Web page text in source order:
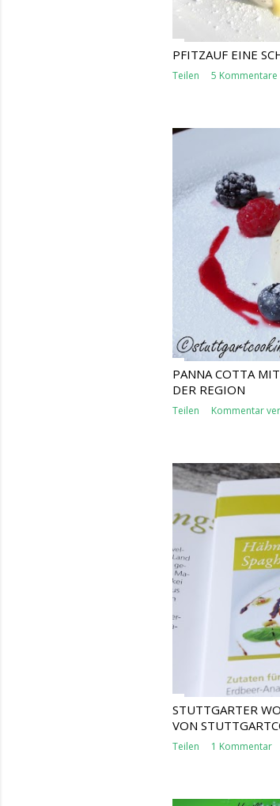
PFITZAUF EINE
Teilen 5 Kommentare
PANNA COTTA
DER REGION
Teilen Kommentar
STUTTGARTER
VON
Teilen 1 Kommentar